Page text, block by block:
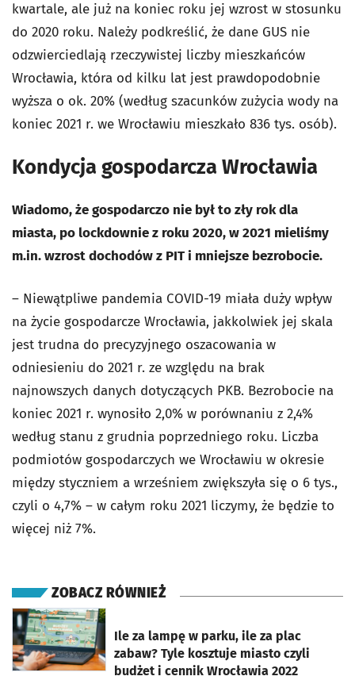
kwartale, ale już na koniec roku jej wzrost w stosunku
do 2020 roku. Należy podkreślić, że dane GUS nie
odzwierciedlają rzeczywistej liczby mieszkańców
Wrocławia, która od kilku lat jest prawdopodobnie
wyższa o ok. 20% (według szacunków zużycia wody na
koniec 2021 r. we Wrocławiu mieszkało 836 tys. osób).
Kondycja gospodarcza Wrocławia
Wiadomo, że gospodarczo nie był to zły rok dla
miasta, po lockdownie z roku 2020, w 2021 mieliśmy
m.in. wzrost dochodów z PIT i mniejsze bezrobocie.
– Niewątpliwe pandemia COVID-19 miała duży wpływ
na życie gospodarcze Wrocławia, jakkolwiek jej skala
jest trudna do precyzyjnego oszacowania w
odniesieniu do 2021 r. ze względu na brak
najnowszych danych dotyczących PKB. Bezrobocie na
koniec 2021 r. wynosiło 2,0% w porównaniu z 2,4%
według stanu z grudnia poprzedniego roku. Liczba
podmiotów gospodarczych we Wrocławiu w okresie
między styczniem a wrześniem zwiększyła się o 6 tys.,
czyli o 4,7% – w całym roku 2021 liczymy, że będzie to
więcej niż 7%.
ZOBACZ RÓWNIEŻ
Ile za lampę w parku, ile za plac
zabaw? Tyle kosztuje miasto czyli
budżet i cennik Wrocławia 2022
otworzy się w nowej karcie